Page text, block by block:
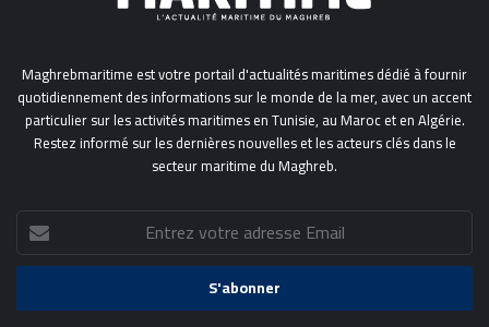
Maghrebmaritime est votre portail d'actualités maritimes dédié à fournir
quotidiennement des informations sur le monde de la mer, avec un accent
particulier sur les activités maritimes en Tunisie, au Maroc et en Algérie.
Restez informé sur les dernières nouvelles et les acteurs clés dans le
secteur maritime du Maghreb.
Entrez
votre
adresse